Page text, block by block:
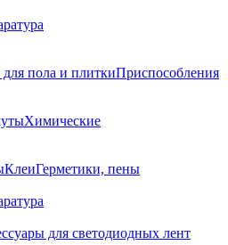
пола и плиткиПриспособления
Химические
КлеиГерметики, пены
для светодиодных лент